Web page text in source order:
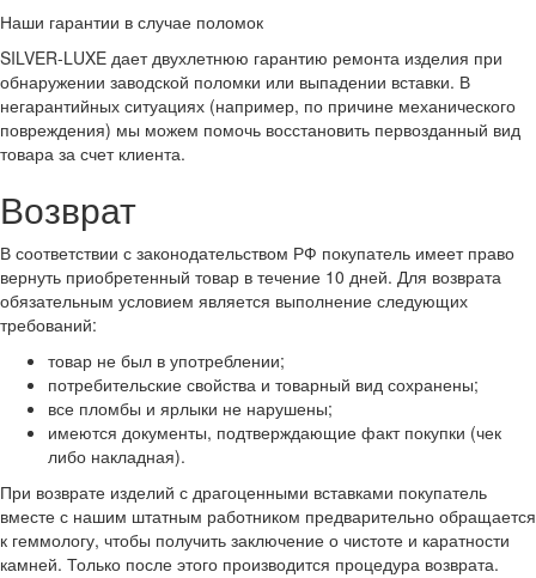
Наши гарантии в случае поломок
SILVER-LUXE дает двухлетнюю гарантию ремонта изделия при
обнаружении заводской поломки или выпадении вставки. В
негарантийных ситуациях (например, по причине механического
повреждения) мы можем помочь восстановить первозданный вид
товара за счет клиента.
Возврат
В соответствии с законодательством РФ покупатель имеет право
вернуть приобретенный товар в течение 10 дней. Для возврата
обязательным условием является выполнение следующих
требований:
товар не был в употреблении;
потребительские свойства и товарный вид сохранены;
все пломбы и ярлыки не нарушены;
имеются документы, подтверждающие факт покупки (чек
либо накладная).
При возврате изделий с драгоценными вставками покупатель
вместе с нашим штатным работником предварительно обращается
к геммологу, чтобы получить заключение о чистоте и каратности
камней. Только после этого производится процедура возврата.